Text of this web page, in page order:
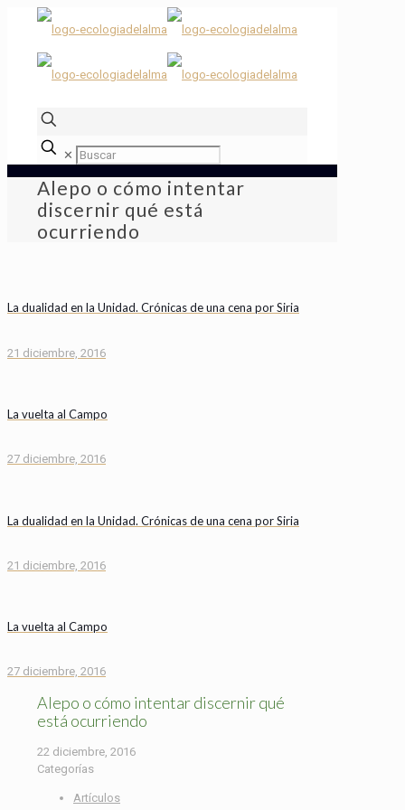
✕
Alepo o cómo intentar
discernir qué está
ocurriendo
La dualidad en la Unidad. Crónicas de una cena por Siria
21 diciembre, 2016
La vuelta al Campo
27 diciembre, 2016
La dualidad en la Unidad. Crónicas de una cena por Siria
21 diciembre, 2016
La vuelta al Campo
27 diciembre, 2016
Alepo o cómo intentar discernir qué
está ocurriendo
22 diciembre, 2016
Categorías
Artículos